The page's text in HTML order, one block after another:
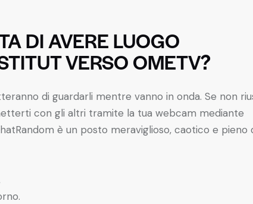
DI AVERE LUOGO
VERSO OMETV?
di guardarli mentre vanno in onda. Se non
con gli altri tramite la tua webcam mediante
è un posto meraviglioso, caotico e pieno